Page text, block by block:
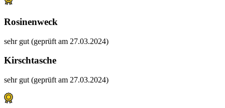
Rosinenweck
sehr gut (geprüft am 27.03.2024)
Kirschtasche
sehr gut (geprüft am 27.03.2024)